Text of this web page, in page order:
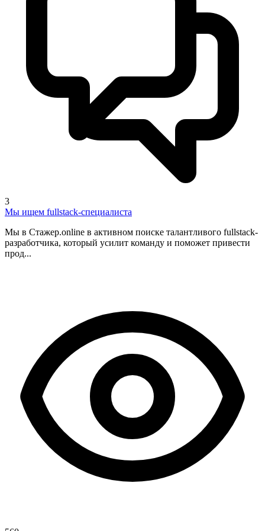
3
Мы ищем fullstack-специалиста
Мы в Стажер.online в активном поиске талантливого fullstack-
разработчика, который усилит команду и поможет привести
прод...